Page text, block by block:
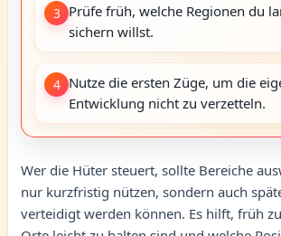
3 Prüfe früh, welche Regionen du
sichern willst.
4 Nutze die ersten Züge, um die
Entwicklung nicht zu verzetteln.
Wer die Hüter steuert, sollte Bereiche
nur kurzfristig nützen, sondern auch
verteidigt werden können. Es hilft, früh